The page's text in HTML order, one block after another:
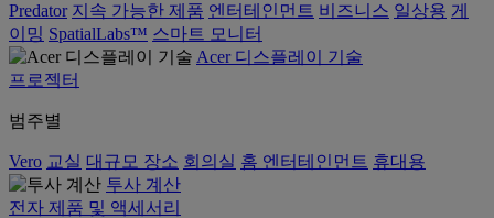
Predator 지속 가능한 제품 엔터테인먼트 비즈니스 일상용 게
이밍 SpatialLabs™ 스마트 모니터
Acer 디스플레이 기술
프로젝터
범주별
Vero 교실 대규모 장소 회의실 홈 엔터테인먼트 휴대용
투사 계산
전자 제품 및 액세서리